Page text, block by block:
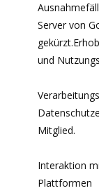
Server von
und
Mitglied.
Interaktion
Plattformen